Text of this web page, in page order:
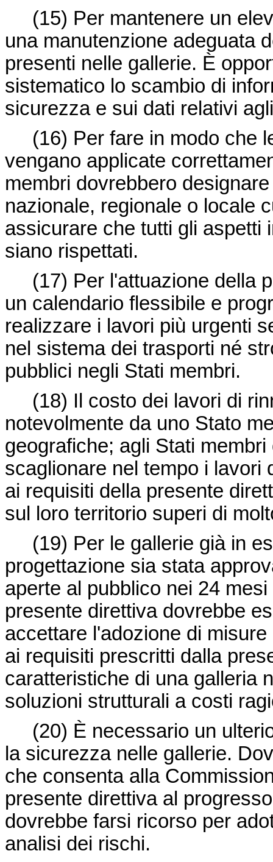
(15) Per mantenere un
una manutenzione adeguata
presenti nelle gallerie. È
sistematico lo scambio di
sicurezza e sui dati relativi
(16) Per fare in modo che
vengano applicate
membri dovrebbero
nazionale, regionale o locale
assicurare che tutti gli aspetti
siano rispettati.
(17) Per l'attuazione della
un calendario flessibile e
realizzare i lavori più urgenti
nel sistema dei trasporti né
pubblici negli Stati membri.
(18) Il costo dei lavori di
notevolmente da uno Stato
geografiche; agli Stati
scaglionare nel tempo i lavori
ai requisiti della presente
sul loro territorio superi di
(19) Per le gallerie già in
progettazione sia stata
aperte al pubblico nei 24
presente direttiva dovrebbe
accettare l'adozione di
ai requisiti prescritti dalla
caratteristiche di una galleria
soluzioni strutturali a costi
(20) È necessario un
la sicurezza nelle gallerie.
che consenta alla
presente direttiva al
dovrebbe farsi ricorso per
analisi dei rischi.